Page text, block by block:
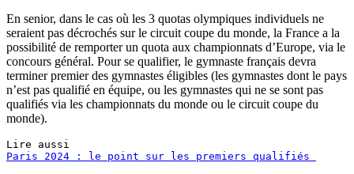
En senior, dans le cas où les 3 quotas olympiques individuels ne
seraient pas décrochés sur le circuit coupe du monde, la France a la
possibilité de remporter un quota aux championnats d’Europe, via le
concours général. Pour se qualifier, le gymnaste français devra
terminer premier des gymnastes éligibles (les gymnastes dont le pays
n’est pas qualifié en équipe, ou les gymnastes qui ne se sont pas
qualifiés via les championnats du monde ou le circuit coupe du
monde).
Paris 2024 : le point sur les premiers qualifiés